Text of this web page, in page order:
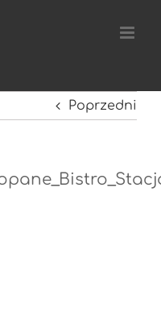
Poprzedni